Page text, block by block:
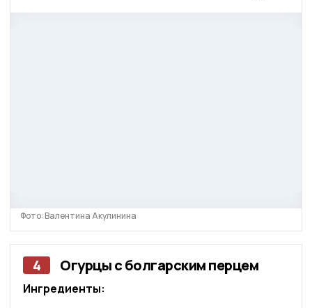
Фото: Валентина Акулинина
4 Огурцы с болгарским перцем
Ингредиенты: